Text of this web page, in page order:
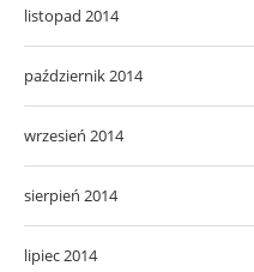
listopad 2014
październik 2014
wrzesień 2014
sierpień 2014
lipiec 2014